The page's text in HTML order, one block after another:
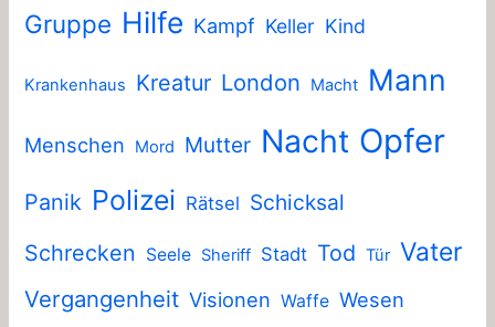
Gruppe Hilfe Kampf Keller Kind
Krankenhaus Kreatur London Macht Mann
Menschen Mord Mutter Nacht Opfer
Panik Polizei Rätsel Schicksal
Schrecken
Seele Sheriff Stadt Tod Tür Vater
Vergangenheit Visionen Waffe Wesen